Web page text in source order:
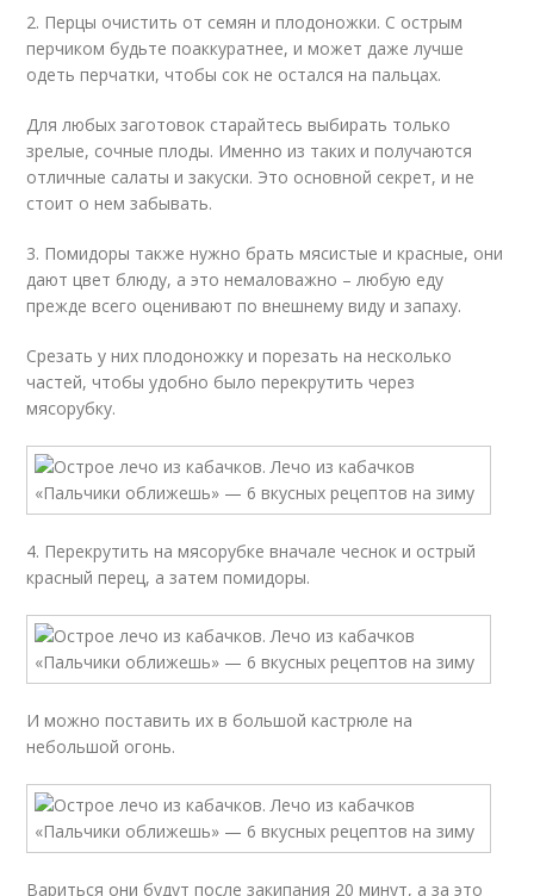
2. Перцы очистить от семян и плодоножки. С острым
перчиком будьте поаккуратнее, и может даже лучше
одеть перчатки, чтобы сок не остался на пальцах.
Для любых заготовок старайтесь выбирать только
зрелые, сочные плоды. Именно из таких и получаются
отличные салаты и закуски. Это основной секрет, и не
стоит о нем забывать.
3. Помидоры также нужно брать мясистые и красные, они
дают цвет блюду, а это немаловажно – любую еду
прежде всего оценивают по внешнему виду и запаху.
Срезать у них плодоножку и порезать на несколько
частей, чтобы удобно было перекрутить через
мясорубку.
4. Перекрутить на мясорубке вначале чеснок и острый
красный перец, а затем помидоры.
И можно поставить их в большой кастрюле на
небольшой огонь.
Вариться они будут после закипания 20 минут, а за это